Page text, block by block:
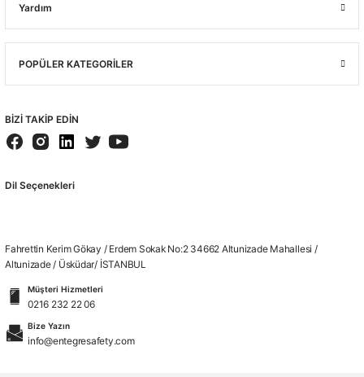
Yardım
POPÜLER KATEGORİLER
BİZİ TAKİP EDİN
Dil Seçenekleri
Fahrettin Kerim Gökay / Erdem Sokak No:2 34662 Altunizade Mahallesi /
Altunizade / Üsküdar/ İSTANBUL
Müşteri Hizmetleri
0216 232 22 06
Bize Yazın
info@entegresafety.com